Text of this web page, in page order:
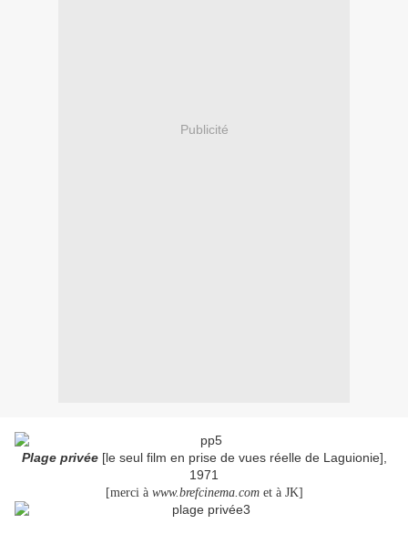
Publicité
Plage privée [le seul film en prise de vues réelle de Laguionie],
1971
[merci àwww.brefcinema.comet à JK]